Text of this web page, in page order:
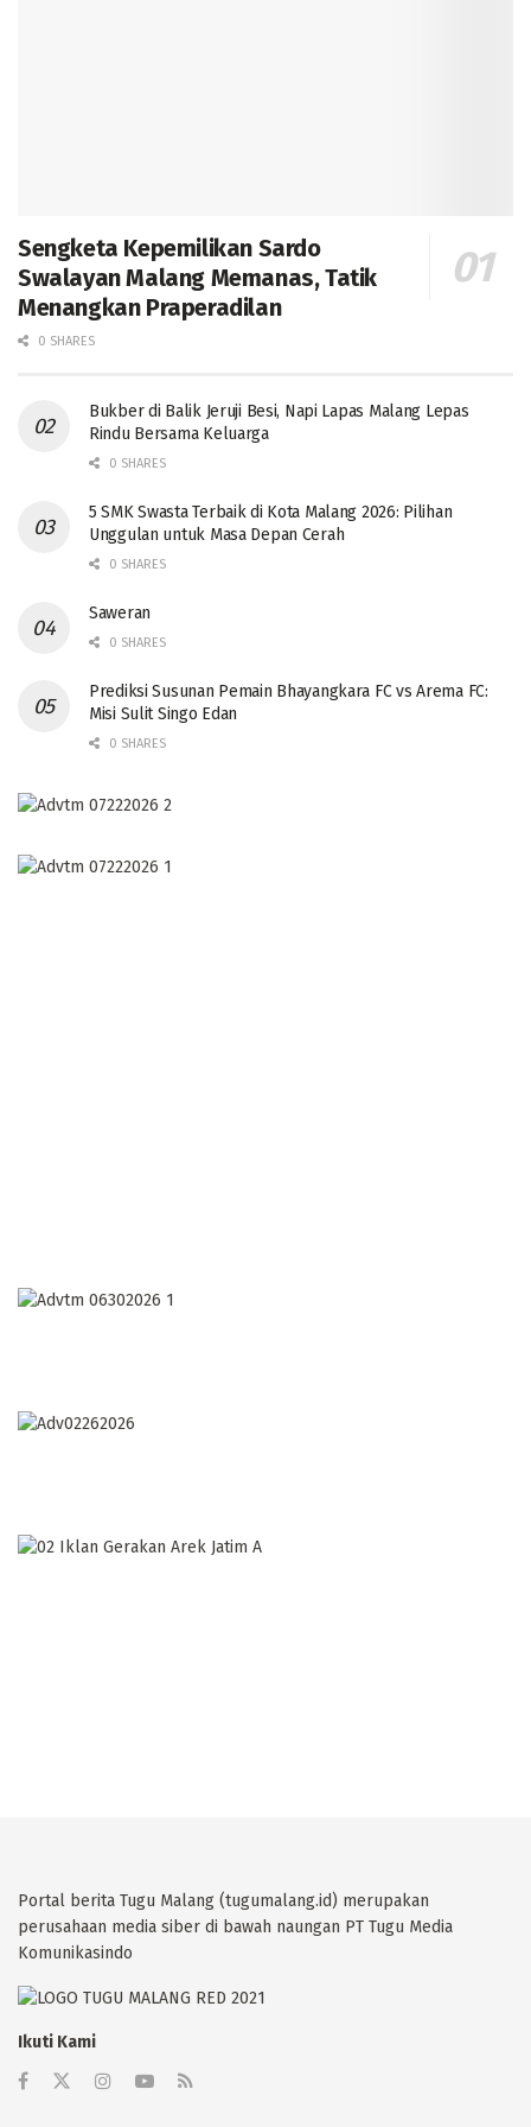
Sengketa Kepemilikan Sardo
Swalayan Malang Memanas, Tatik
Menangkan Praperadilan
0 SHARES
Bukber di Balik Jeruji Besi, Napi Lapas Malang Lepas
Rindu Bersama Keluarga
0 SHARES
5 SMK Swasta Terbaik di Kota Malang 2026: Pilihan
Unggulan untuk Masa Depan Cerah
0 SHARES
Saweran
0 SHARES
Prediksi Susunan Pemain Bhayangkara FC vs Arema FC:
Misi Sulit Singo Edan
0 SHARES
Portal berita Tugu Malang (tugumalang.id) merupakan
perusahaan media siber di bawah naungan PT Tugu Media
Komunikasindo
Ikuti Kami